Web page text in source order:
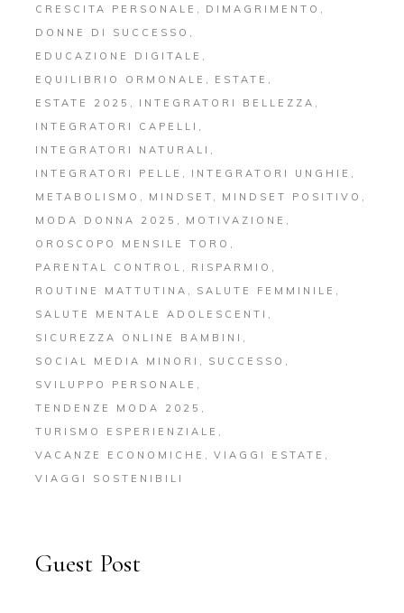
CRESCITA PERSONALE
DIMAGRIMENTO
DONNE DI SUCCESSO
EDUCAZIONE DIGITALE
EQUILIBRIO ORMONALE
ESTATE
ESTATE 2025
INTEGRATORI BELLEZZA
INTEGRATORI CAPELLI
INTEGRATORI NATURALI
INTEGRATORI PELLE
INTEGRATORI UNGHIE
METABOLISMO
MINDSET
MINDSET POSITIVO
MODA DONNA 2025
MOTIVAZIONE
OROSCOPO MENSILE TORO
PARENTAL CONTROL
RISPARMIO
ROUTINE MATTUTINA
SALUTE FEMMINILE
SALUTE MENTALE ADOLESCENTI
SICUREZZA ONLINE BAMBINI
SOCIAL MEDIA MINORI
SUCCESSO
SVILUPPO PERSONALE
TENDENZE MODA 2025
TURISMO ESPERIENZIALE
VACANZE ECONOMICHE
VIAGGI ESTATE
VIAGGI SOSTENIBILI
Guest Post